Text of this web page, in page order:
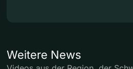
Weitere News